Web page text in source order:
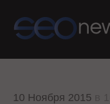
10 Ноября 2015